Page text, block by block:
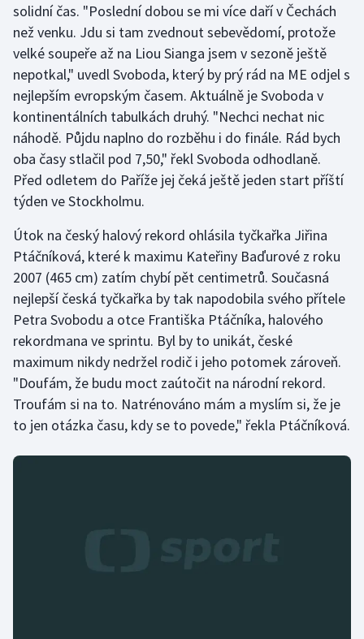
Stolní tenis
Triatlon
Veslování
Vodní slalom
Volejbal
Ostatní
solidní čas. "Poslední dobou se mi více daří v Čechách
než venku. Jdu si tam zvednout sebevědomí, protože
velké soupeře až na Liou Sianga jsem v sezoně ještě
nepotkal," uvedl Svoboda, který by prý rád na ME odjel s
nejlepším evropským časem. Aktuálně je Svoboda v
kontinentálních tabulkách druhý. "Nechci nechat nic
náhodě. Půjdu naplno do rozběhu i do finále. Rád bych
oba časy stlačil pod 7,50," řekl Svoboda odhodlaně.
Před odletem do Paříže jej čeká ještě jeden start příští
týden ve Stockholmu.
Útok na český halový rekord ohlásila tyčkařka Jiřina
Ptáčníková, které k maximu Kateřiny Baďurové z roku
2007 (465 cm) zatím chybí pět centimetrů. Současná
nejlepší česká tyčkařka by tak napodobila svého přítele
Petra Svobodu a otce Františka Ptáčníka, halového
rekordmana ve sprintu. Byl by to unikát, české
maximum nikdy nedržel rodič i jeho potomek zároveň.
"Doufám, že budu moct zaútočit na národní rekord.
Troufám si na to. Natrénováno mám a myslím si, že je
to jen otázka času, kdy se to povede," řekla Ptáčníková.